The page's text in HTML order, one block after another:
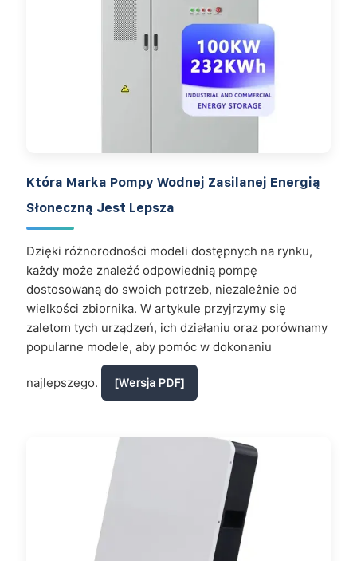
Która Marka Pompy Wodnej Zasilanej Energią
Słoneczną Jest Lepsza
Dzięki różnorodności modeli dostępnych na rynku,
każdy może znaleźć odpowiednią pompę
dostosowaną do swoich potrzeb, niezależnie od
wielkości zbiornika. W artykule przyjrzymy się
zaletom tych urządzeń, ich działaniu oraz porównamy
popularne modele, aby pomóc w dokonaniu
najlepszego. [Wersja PDF]